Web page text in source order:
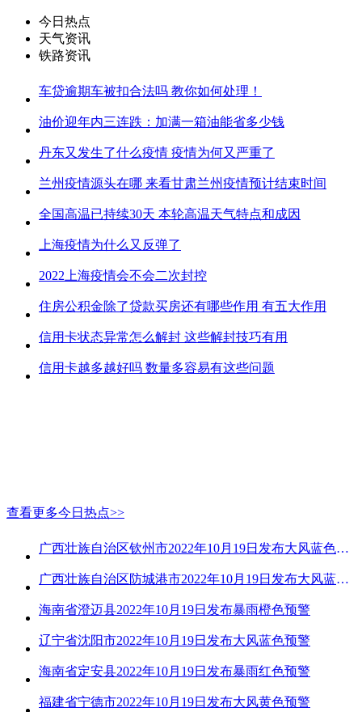
今日热点
天气资讯
铁路资讯
车贷逾期车被扣合法吗 教你如何处理！
油价迎年内三连跌：加满一箱油能省多少钱
丹东又发生了什么疫情 疫情为何又严重了
兰州疫情源头在哪 来看甘肃兰州疫情预计结束时间
全国高温已持续30天 本轮高温天气特点和成因
上海疫情为什么又反弹了
2022上海疫情会不会二次封控
住房公积金除了贷款买房还有哪些作用 有五大作用
信用卡状态异常怎么解封 这些解封技巧有用
信用卡越多越好吗 数量多容易有这些问题
查看更多今日热点>>
广西壮族自治区钦州市2022年10月19日发布大风蓝色预警
广西壮族自治区防城港市2022年10月19日发布大风蓝色预警
海南省澄迈县2022年10月19日发布暴雨橙色预警
辽宁省沈阳市2022年10月19日发布大风蓝色预警
海南省定安县2022年10月19日发布暴雨红色预警
福建省宁德市2022年10月19日发布大风黄色预警